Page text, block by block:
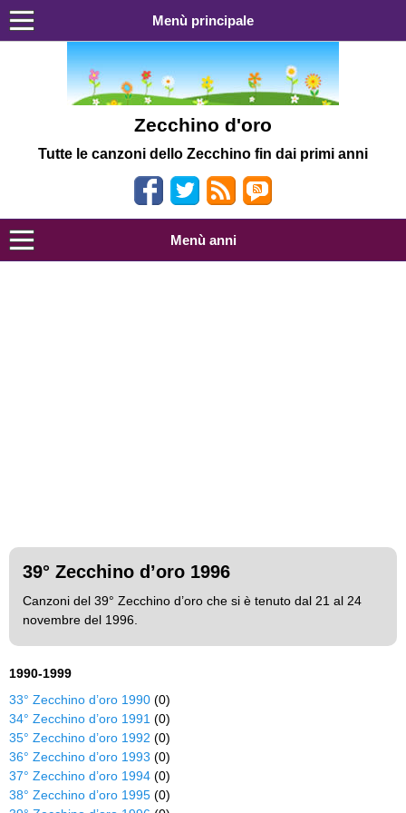
Menù principale
Zecchino d'oro
Tutte le canzoni dello Zecchino fin dai primi anni
Menù anni
39° Zecchino d’oro 1996
Canzoni del 39° Zecchino d’oro che si è tenuto dal 21 al 24
novembre del 1996.
1990-1999
33° Zecchino d’oro 1990 (0)
34° Zecchino d’oro 1991 (0)
35° Zecchino d’oro 1992 (0)
36° Zecchino d’oro 1993 (0)
37° Zecchino d’oro 1994 (0)
38° Zecchino d’oro 1995 (0)